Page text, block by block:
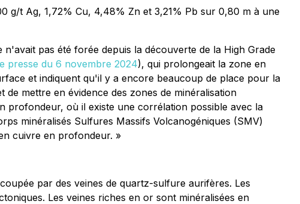
g/t Ag, 1,72% Cu, 4,48% Zn et 3,21% Pb sur 0,80 m à une
pas été forée depuis la découverte de la High Grade
presse du 6 novembre 2024), qui prolongeait la zone en
et indiquent qu'il y a encore beaucoup de place pour la
mettre en évidence des zones de minéralisation
profondeur, où il existe une corrélation possible avec la
minéralisés Sulfures Massifs Volcanogéniques (SMV)
cuivre en profondeur. »
par des veines de quartz-sulfure aurifères. Les
Les veines riches en or sont minéralisées en